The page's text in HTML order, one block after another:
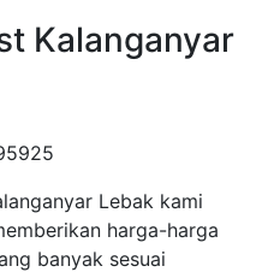
Kalanganyar
Lebak kami
harga-harga
banyak sesuai